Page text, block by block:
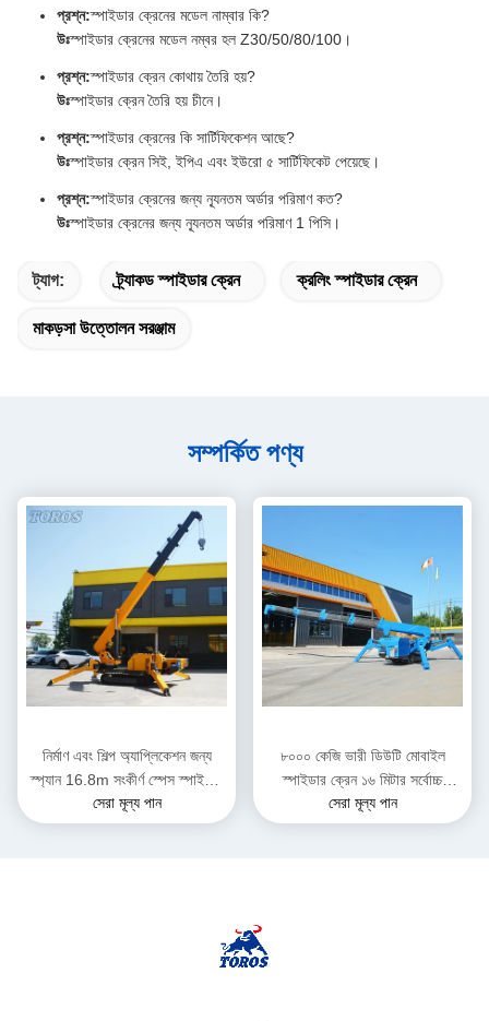
প্রশ্ন:স্পাইডার ক্রেনের মডেল নাম্বার কি?
উঃস্পাইডার ক্রেনের মডেল নম্বর হল Z30/50/80/100।
প্রশ্ন:স্পাইডার ক্রেন কোথায় তৈরি হয়?
উঃস্পাইডার ক্রেন তৈরি হয় চীনে।
প্রশ্ন:স্পাইডার ক্রেনের কি সার্টিফিকেশন আছে?
উঃস্পাইডার ক্রেন সিই, ইপিএ এবং ইউরো ৫ সার্টিফিকেট পেয়েছে।
প্রশ্ন:স্পাইডার ক্রেনের জন্য ন্যূনতম অর্ডার পরিমাণ কত?
উঃস্পাইডার ক্রেনের জন্য ন্যূনতম অর্ডার পরিমাণ 1 পিসি।
ট্যাগ: ট্র্যাকড স্পাইডার ক্রেন ক্রলিং স্পাইডার ক্রেন
মাকড়সা উত্তোলন সরঞ্জাম
সম্পর্কিত পণ্য
নির্মাণ এবং শিল্প অ্যাপ্লিকেশন জন্য
স্প্যান 16.8m সংকীর্ণ স্পেস স্পাইডার
ক্রেন
সেরা মূল্য পান
৮০০০ কেজি ভারী ডিউটি মোবাইল
স্পাইডার ক্রেন ১৬ মিটার সর্বোচ্চ
উত্তোলনের উচ্চতা
সেরা মূল্য পান